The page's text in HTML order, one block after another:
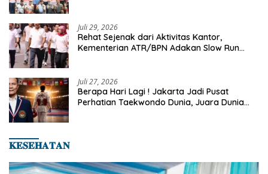
Juli 29, 2026
Rehat Sejenak dari Aktivitas Kantor,
Kementerian ATR/BPN Adakan Slow Run
Juli 27, 2026
Berapa Hari Lagi ! Jakarta Jadi Pusat
Perhatian Taekwondo Dunia, Juara Dunia
𝐊𝐄𝐒𝐄𝐇𝐀𝐓𝐀𝐍